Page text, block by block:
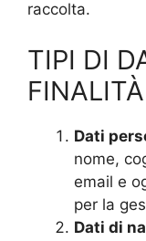
raccolta.
TIPI DI
FINALITÀ
Dati
nome,
email e
per la
Dati di